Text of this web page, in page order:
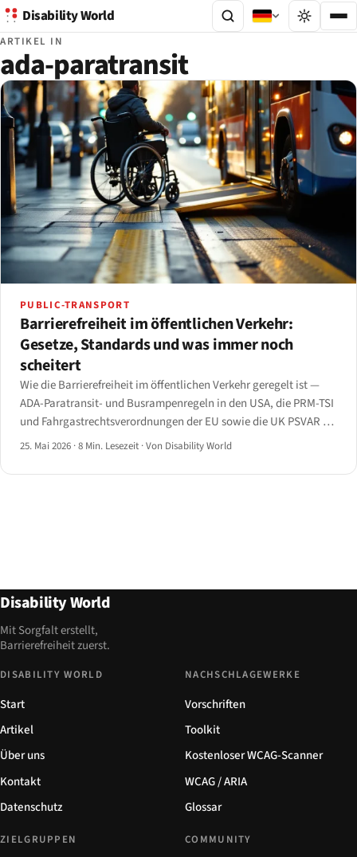
Disability World
ARTIKEL IN
ada-paratransit
PUBLIC-TRANSPORT
Barrierefreiheit im öffentlichen Verkehr:
Gesetze, Standards und was immer noch
scheitert
Wie die Barrierefreiheit im öffentlichen Verkehr geregelt ist —
ADA-Paratransit- und Busrampenregeln in den USA, die PRM-TSI
und Fahrgastrechtsverordnungen der EU sowie die UK PSVAR —
und die Lücken vom Bahnsteig bis zur App.
25. Mai 2026 ·8 Min. Lesezeit ·Von Disability World
Disability World
Mit Sorgfalt erstellt,
Barrierefreiheit zuerst.
DISABILITY WORLD
Start
Artikel
Über uns
Kontakt
Datenschutz
NACHSCHLAGEWERKE
Vorschriften
Toolkit
Kostenloser WCAG-Scanner
WCAG / ARIA
Glossar
ZIELGRUPPEN COMMUNITY